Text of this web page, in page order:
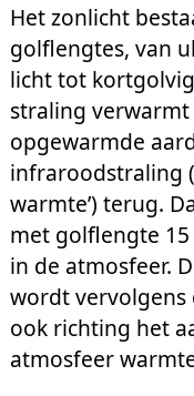
Het zonlicht
golflengtes, van
licht tot
straling
opgewarmde
infraroodstraling
warmte’) terug.
met golflengte
in de atmosfeer.
wordt vervolgens
ook richting het
atmosfeer